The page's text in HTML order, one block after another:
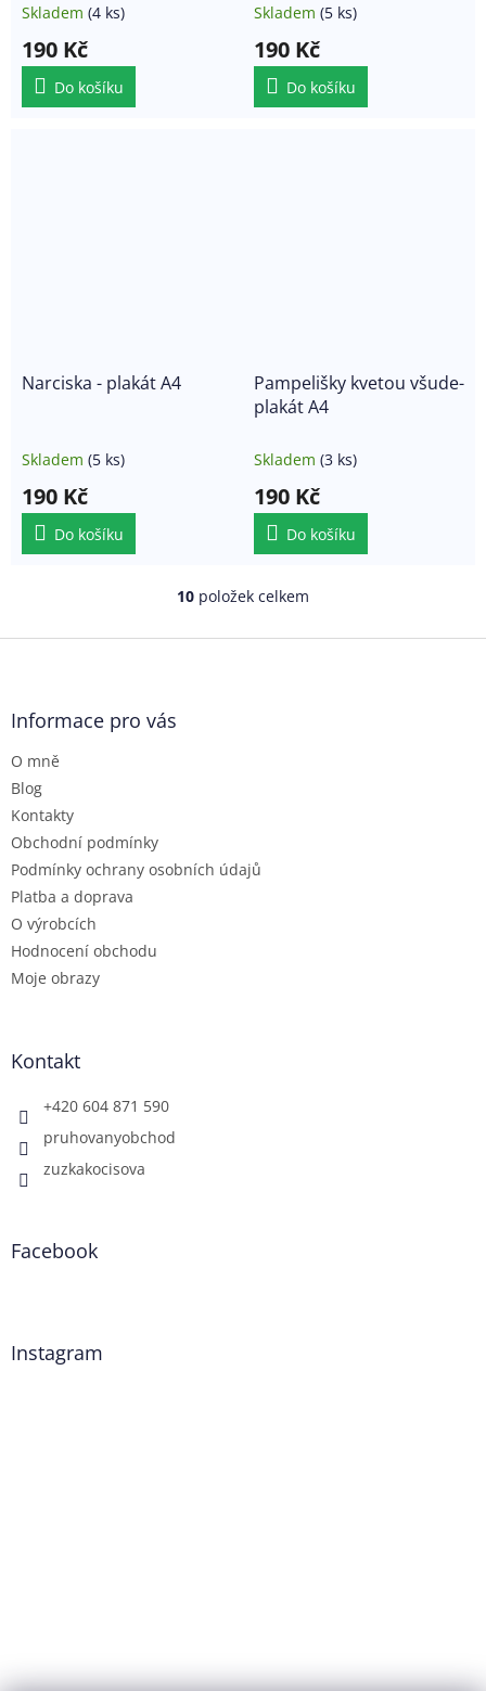
Skladem (4 ks)
190 Kč
Do košíku
Skladem (5 ks)
190 Kč
Do košíku
Narciska - plakát A4
Skladem (5 ks)
190 Kč
Do košíku
Pampelišky kvetou všude-
plakát A4
Skladem (3 ks)
190 Kč
Do košíku
O
l
v
10 položek celkem
Z
Informace pro vás
O mně
Blog
Kontakty
Obchodní podmínky
Podmínky ochrany osobních údajů
Platba a doprava
O výrobcích
Hodnocení obchodu
Moje obrazy
Kontakt
+420 604 871 590
pruhovanyobchod
zuzkakocisova
Facebook
Instagram